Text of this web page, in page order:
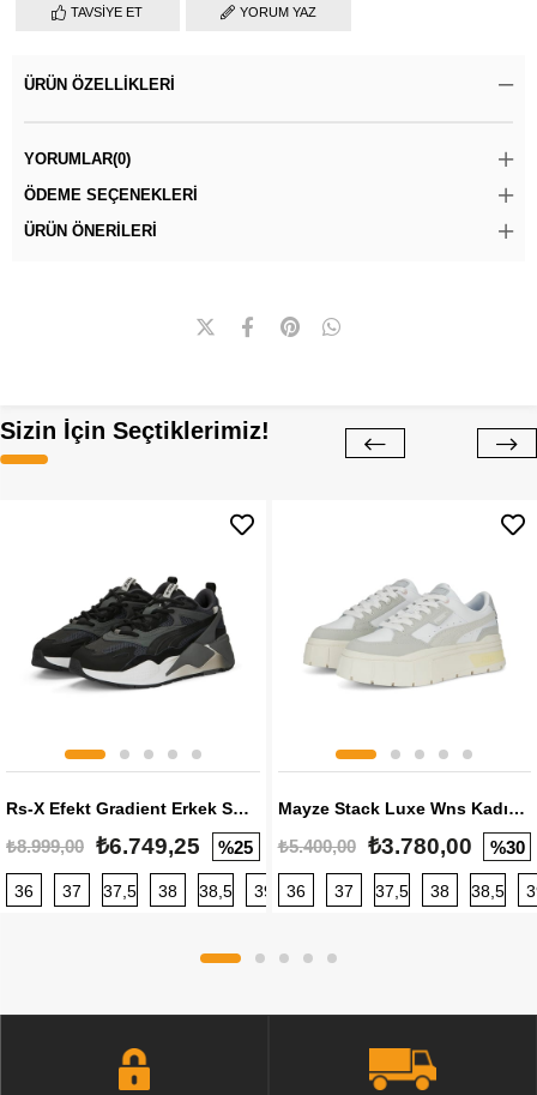
TAVSIYE ET YORUM YAZ
ÜRÜN ÖZELLIKLERI
YORUMLAR(0)
ÖDEME SEÇENEKLERI
ÜRÜN ÖNERILERI
Sizin İçin Seçtiklerimiz!
Rs-X Efekt Gradient Erkek Sneaker
₺8.999,00 ₺6.749,25 %25
36 37 37,5 38 38,5 39 40 40,5 41 42 42,5
Mayze Stack Luxe Wns Kadın Sneaker
₺5.400,00 ₺3.780,00 %30
36 37 37,5 38 38,5